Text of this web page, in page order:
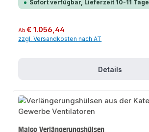
Sofort verfügbar, Lieferzeit 10-11 Tage
Regulärer Preis:
Ab€ 1.056,44
zzgl. Versandkosten nach AT
Details
Maico Verlängerungshülsen